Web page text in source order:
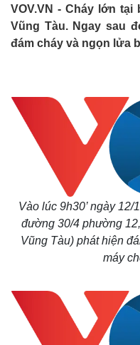
VOV.VN - Cháy lớn
Vũng Tàu. Ngay sau
đám cháy và ngọn lửa
Vào lúc 9h30’ ngày
đường 30/4 phường
Vũng Tàu) phát hiện
máy